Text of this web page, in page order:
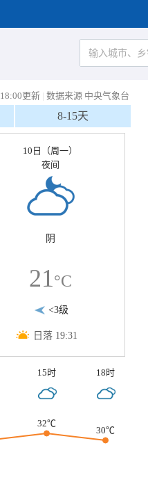
18:00更新 | 数据来源 中央气象台
8-15天
10日（周一）
夜间
阴
21°C
<3级
日落 19:31
15时 18时
32℃
30℃